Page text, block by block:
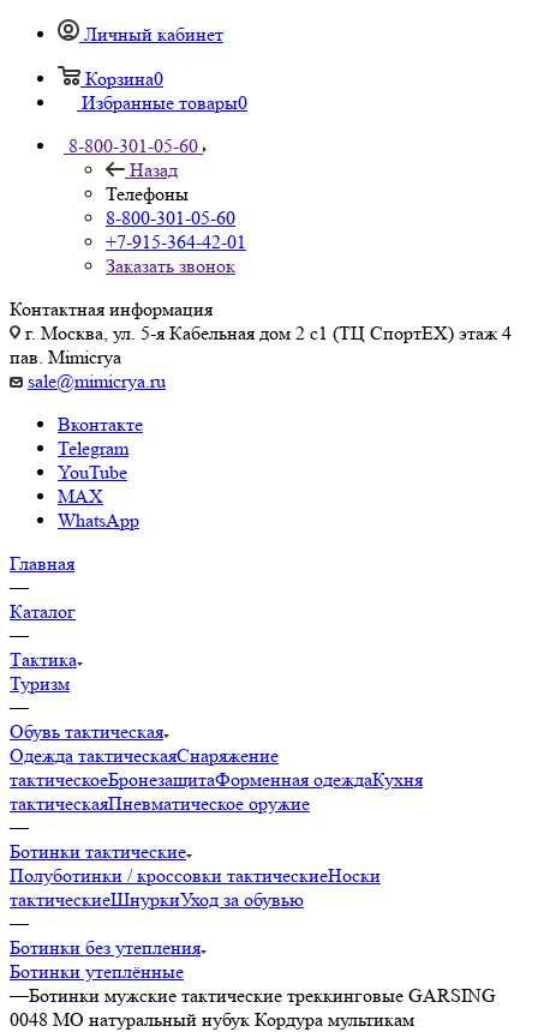
Личный кабинет
Корзина0
Избранные товары0
8-800-301-05-60
Назад
Телефоны
8-800-301-05-60
+7-915-364-42-01
Заказать звонок
Контактная информация
г. Москва, ул. 5-я Кабельная дом 2 с1 (ТЦ СпортEX) этаж 4
пав. Mimicrya
sale@mimicrya.ru
Вконтакте
Telegram
YouTube
MAX
WhatsApp
Главная
—
Каталог
—
Тактика
Туризм
—
Обувь тактическая
Одежда тактическаяСнаряжение
тактическоеБронезащитаФорменная одеждаКухня
тактическаяПневматическое оружие
—
Ботинки тактические
Полуботинки / кроссовки тактическиеНоски
тактическиеШнуркиУход за обувью
—
Ботинки без утепления
Ботинки утеплённые
—Ботинки мужские тактические треккинговые GARSING
0048 МО натуральный нубук Кордура мультикам